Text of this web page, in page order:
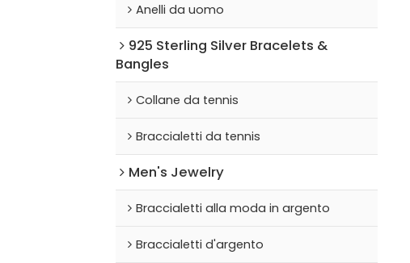
Anelli da uomo
925 Sterling Silver Bracelets &
Bangles
Collane da tennis
Braccialetti da tennis
Men's Jewelry
Braccialetti alla moda in argento
Braccialetti d'argento